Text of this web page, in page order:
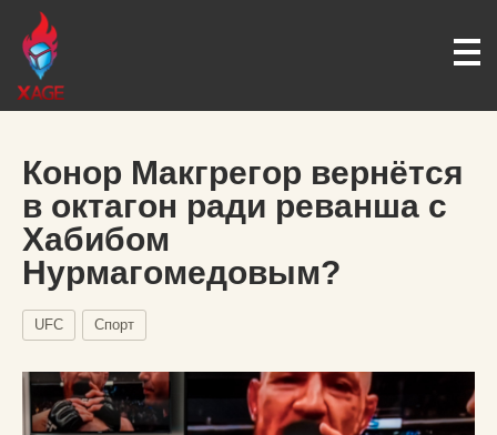
Конор Макгрегор вернётся
в октагон ради реванша с
Хабибом
Нурмагомедовым?
UFC Спорт